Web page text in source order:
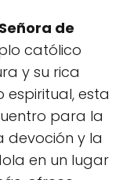
de
católico
y su rica
espiritual, esta
para la
devoción y la
en un lugar